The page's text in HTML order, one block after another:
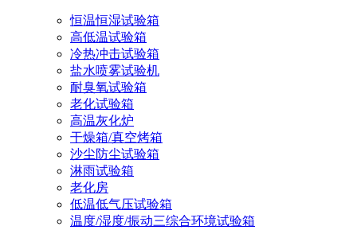
恒温恒湿试验箱
高低温试验箱
冷热冲击试验箱
盐水喷雾试验机
耐臭氧试验箱
老化试验箱
高温灰化炉
干燥箱/真空烤箱
沙尘防尘试验箱
淋雨试验箱
老化房
低温低气压试验箱
温度/湿度/振动三综合环境试验箱